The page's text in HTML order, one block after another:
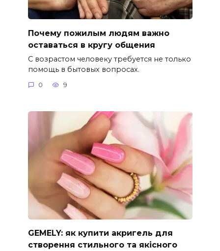
Почему пожилым людям важно
оставаться в кругу общения
С возрастом человеку требуется не только
помощь в бытовых вопросах.
0 9
GEMELY: як купити акригель для
створення стильного та якісного